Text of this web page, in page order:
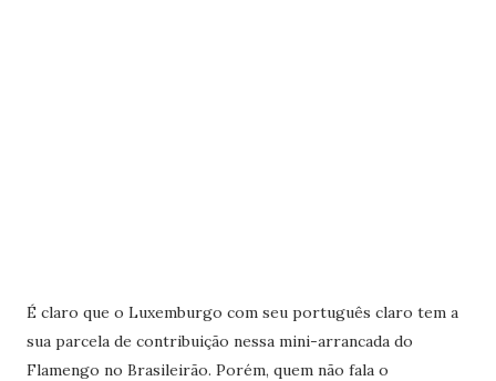
É claro que o Luxemburgo com seu português claro tem a
sua parcela de contribuição nessa mini-arrancada do
Flamengo no Brasileirão. Porém, quem não fala o